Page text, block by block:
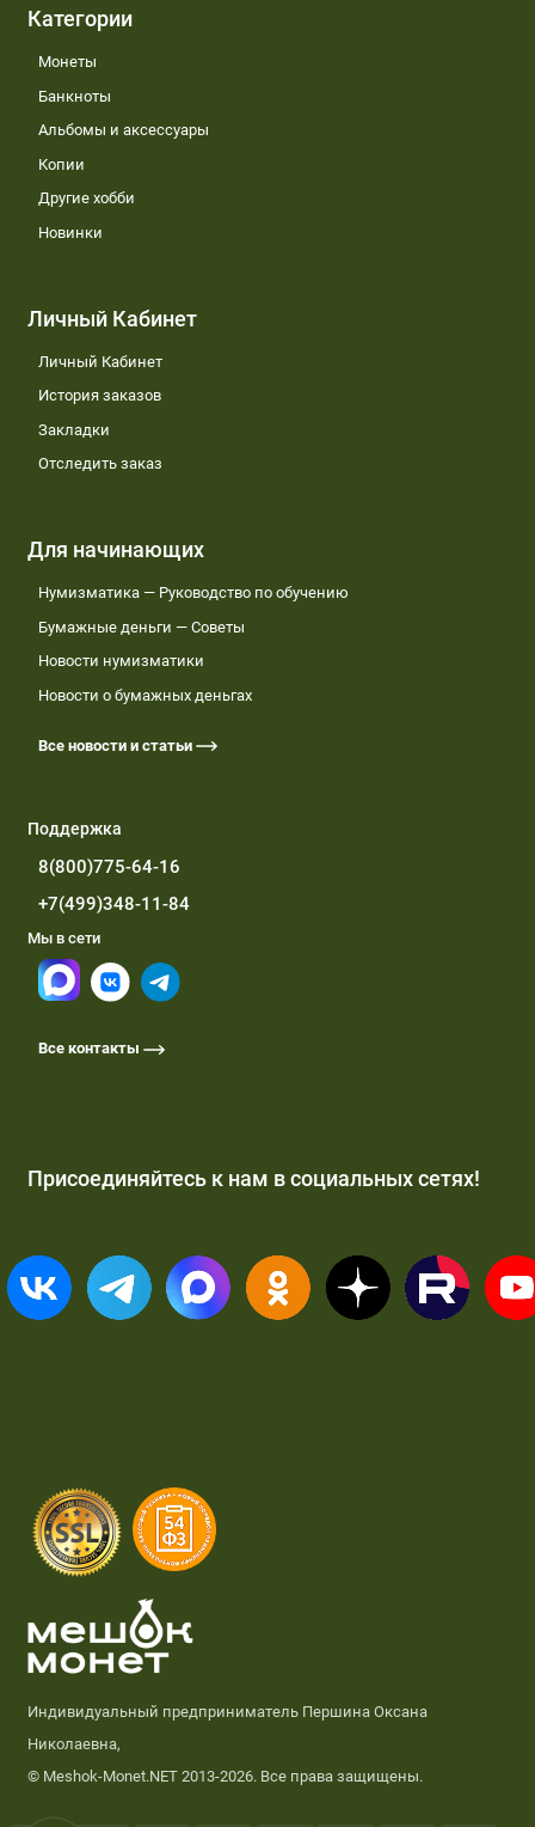
Категории
Монеты
Банкноты
Альбомы и аксессуары
Копии
Другие хобби
Новинки
Личный Кабинет
Личный Кабинет
История заказов
Закладки
Отследить заказ
Для начинающих
Нумизматика — Руководство по обучению
Бумажные деньги — Советы
Новости нумизматики
Новости о бумажных деньгах
Все новости и статьи
Поддержка
8(800)775-64-16
+7(499)348-11-84
Мы в сети
Все контакты
Присоединяйтесь к нам в социальных сетях!
Индивидуальный предприниматель Першина Оксана
Николаевна,
© Meshok-Monet.NET 2013-2026. Все права защищены.